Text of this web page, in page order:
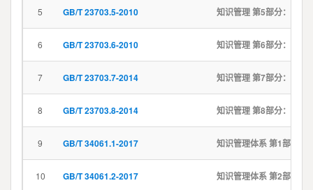
5 GB/T 23703.5-2010
6 GB/T 23703.6-2010 知识管理 第6部分：评价
7 GB/T 23703.7-2014
8 GB/T 23703.8-2014
9 GB/T 34061.1-2017
10 GB/T 34061.2-2017